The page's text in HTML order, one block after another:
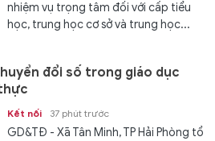
nhiệm vụ trọng tâm đối với cấp tiểu
học, trung học cơ sở và trung học...
đổi số trong giáo dục
Kết nối 37 phút trước
GD&TĐ - Xã Tân Minh, TP Hải Phòng tổ